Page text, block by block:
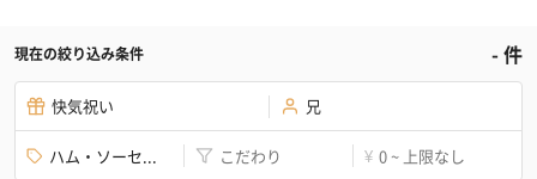
現在の絞り込み条件 -件
快気祝い 兄
ハム・ソーセ... こだわり ¥ 0 ~ 上限なし